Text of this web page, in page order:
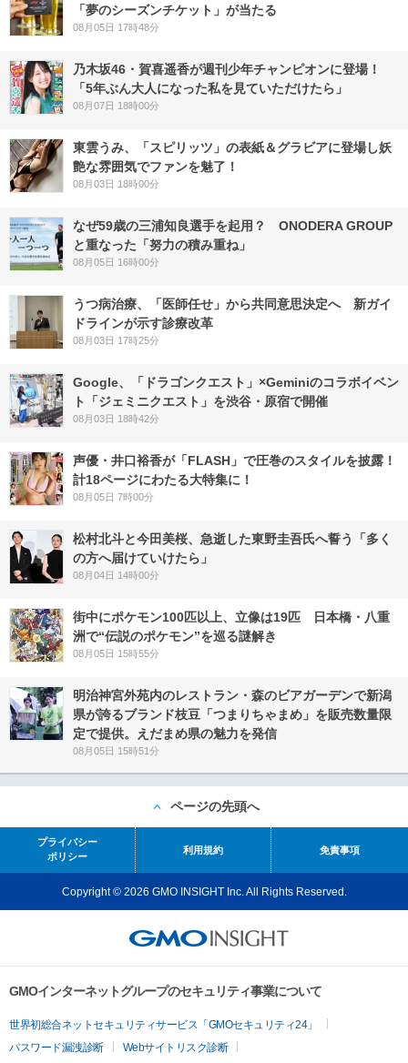
「夢のシーズンチケット」が当たる
08月05日 17時48分
乃木坂46・賀喜遥香が週刊少年チャンピオンに登場！
「5年ぶん大人になった私を見ていただけたら」
08月07日 18時00分
東雲うみ、「スピリッツ」の表紙＆グラビアに登場し妖
艶な雰囲気でファンを魅了！
08月03日 18時00分
なぜ59歳の三浦知良選手を起用？ ONODERA GROUP
と重なった「努力の積み重ね」
08月05日 16時00分
うつ病治療、「医師任せ」から共同意思決定へ 新ガイ
ドラインが示す診療改革
08月03日 17時25分
Google、「ドラゴンクエスト」×Geminiのコラボイベン
ト「ジェミニクエスト」を渋谷・原宿で開催
08月03日 18時42分
声優・井口裕香が「FLASH」で圧巻のスタイルを披露！
計18ページにわたる大特集に！
08月05日 7時00分
松村北斗と今田美桜、急逝した東野圭吾氏へ誓う「多く
の方へ届けていけたら」
08月04日 14時00分
街中にポケモン100匹以上、立像は19匹 日本橋・八重
洲で“伝説のポケモン”を巡る謎解き
08月05日 15時55分
明治神宮外苑内のレストラン・森のビアガーデンで新潟
県が誇るブランド枝豆「つまりちゃまめ」を販売数量限
定で提供。えだまめ県の魅力を発信
08月05日 15時51分
ページの先頭へ
プライバシー
ポリシー
利用規約 免責事項
Copyright © 2026 GMO INSIGHT Inc. All Rights Reserved.
GMOインターネットグループのセキュリティ事業について
世界初総合ネットセキュリティサービス「GMOセキュリティ24」
パスワード漏洩診断
Webサイトリスク診断